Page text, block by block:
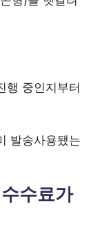
행 중인지부터
발송사용됐는
수료가